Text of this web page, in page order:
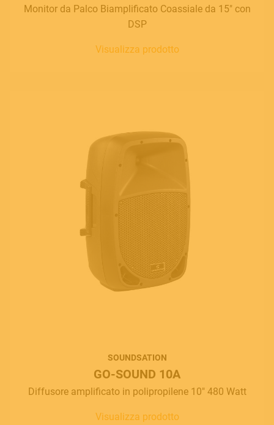
Monitor da Palco Biamplificato Coassiale da 15" con
DSP
Visualizza prodotto
SOUNDSATION
GO-SOUND 10A
Diffusore amplificato in polipropilene 10" 480 Watt
Visualizza prodotto